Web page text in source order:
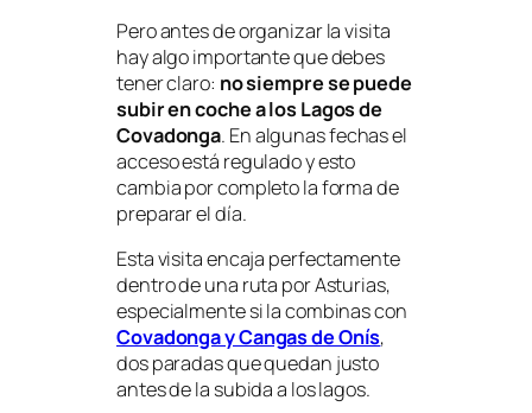
Pero antes de organizar la visita
hay algo importante que debes
tener claro: no siempre se puede
subir en coche a los Lagos de
Covadonga. En algunas fechas el
acceso está regulado y esto
cambia por completo la forma de
preparar el día.
Esta visita encaja perfectamente
dentro de una ruta por Asturias,
especialmente si la combinas con
Covadonga y Cangas de Onís,
dos paradas que quedan justo
antes de la subida a los lagos.